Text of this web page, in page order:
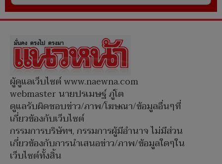
ผู้ดูแลเว็บไซต์ www.naewna.com
webmaster นายปรเมษฐ์ ภู่โต
ดูแลรับผิดชอบข่าว/ภาพ/โฆษณา/ข้อมูลอื่นๆที่
เกี่ยวข้องกับเว็บไซต์
กรรมการบริษัทฯ, กรรมการผู้มีอำนาจ ไม่มีส่วน
เกี่ยวข้องกับการนำเสนอข่าว/ภาพ/ข้อมูลใดๆใน
เว็บไซต์ทั้งสิ้น